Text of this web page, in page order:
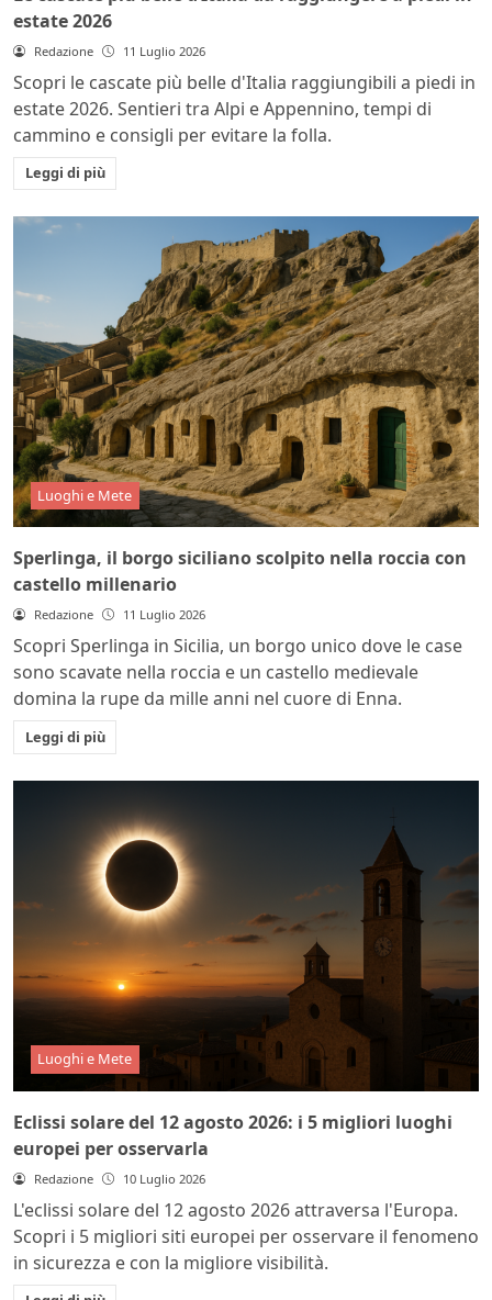
estate 2026
Redazione 11 Luglio 2026
Scopri le cascate più belle d'Italia raggiungibili a piedi in
estate 2026. Sentieri tra Alpi e Appennino, tempi di
cammino e consigli per evitare la folla.
Leggi di più
Luoghi e Mete
Sperlinga, il borgo siciliano scolpito nella roccia con
castello millenario
Redazione 11 Luglio 2026
Scopri Sperlinga in Sicilia, un borgo unico dove le case
sono scavate nella roccia e un castello medievale
domina la rupe da mille anni nel cuore di Enna.
Leggi di più
Luoghi e Mete
Eclissi solare del 12 agosto 2026: i 5 migliori luoghi
europei per osservarla
Redazione 10 Luglio 2026
L'eclissi solare del 12 agosto 2026 attraversa l'Europa.
Scopri i 5 migliori siti europei per osservare il fenomeno
in sicurezza e con la migliore visibilità.